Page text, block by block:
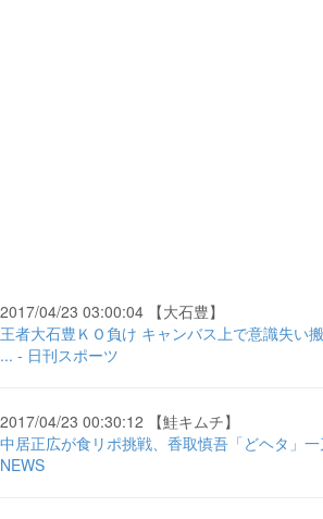
2017/04/23 03:00:04 【大石豊】
王者大石豊ＫＯ負け キャンバス上で意識失い
... - 日刊スポーツ
2017/04/23 00:30:12 【鮭キムチ】
中居正広が食リポ挑戦、香取慎吾「どヘタ」
NEWS